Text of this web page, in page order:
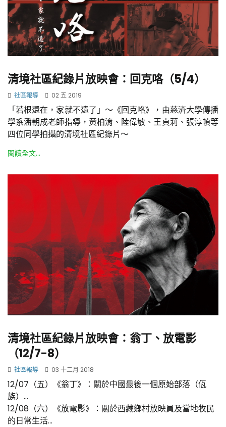
清境社區紀錄片放映會：回克咯（5/4）
社區報導 02 五 2019
「若根還在，家就不遠了」～《回克咯》，由慈濟大學傳播
學系潘朝成老師指導，黃柏淯、陸偉敏、王貞莉、張淳幀等
四位同學拍攝的清境社區紀錄片～
閱讀全文...
清境社區紀錄片放映會：翁丁、放電影
（12/7-8）
社區報導 03 十二月 2018
12/07（五）《翁丁》：關於中國最後一個原始部落（佤
族）…
12/08（六）《放電影》：關於西藏鄉村放映員及當地牧民
的日常生活…